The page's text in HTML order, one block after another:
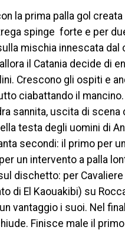
la prima palla gol
spinge forte e per
mischia innescata
il Catania decide di
Crescono gli ospiti e
ciabattando il
sannita, uscita di
testa degli uomini di
secondi: il primo per
un intervento a palla
dischetto: per
di El Kaouakibi) su
vantaggio i suoi. Nel
Finisce male il